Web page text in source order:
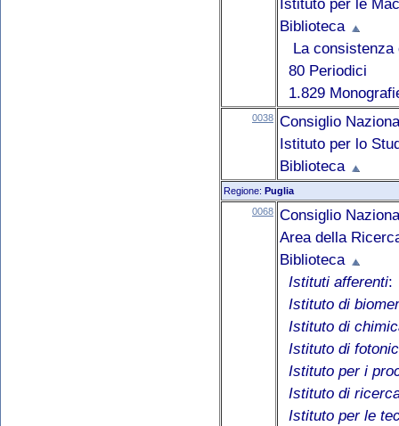
Istituto per le
Biblioteca
La
80 Periodici
1.829
0038 Consiglio
Istituto per lo
Biblioteca
Regione: Puglia
0068 Consiglio
Area della
Biblioteca
Istituti afferenti:
Istituto di
Istituto di
Istituto di
Istituto per i
Istituto di
Istituto per le